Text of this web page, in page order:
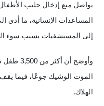
يواصل منع إدخال حليب
إلى المستشفيات بسبب سوء
وأوضح
الهلاك.